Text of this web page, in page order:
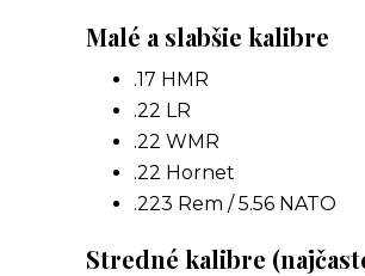
Malé a slabšie kalibre
.17 HMR
.22 LR
.22 WMR
.22 Hornet
.223 Rem / 5.56 NATO
Stredné kalibre